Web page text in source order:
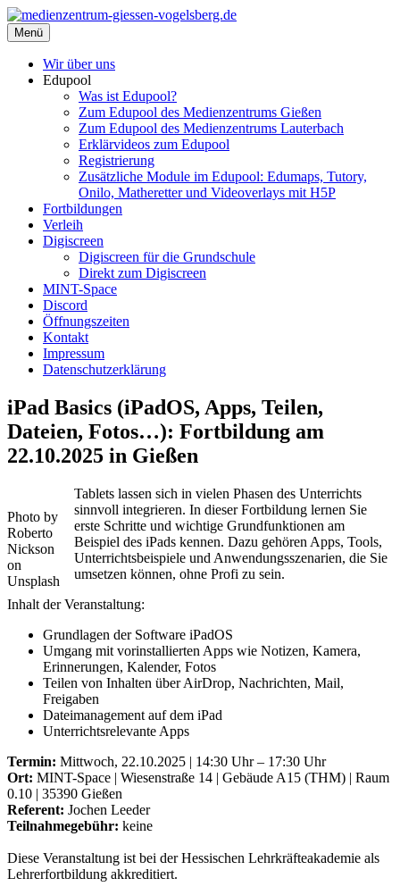
Zum
Inhalt
springen
medienzentrum-giessen-vogelsberg.de
Regionales Medienzentrum Gießen-Vogelsberg
Menü
Wir über uns
Edupool
Was ist Edupool?
Zum Edupool des Medienzentrums Gießen
Zum Edupool des Medienzentrums Lauterbach
Erklärvideos zum Edupool
Registrierung
Zusätzliche Module im Edupool: Edumaps, Tutory,
Onilo, Matheretter und Videoverlays mit H5P
Fortbildungen
Verleih
Digiscreen
Digiscreen für die Grundschule
Direkt zum Digiscreen
MINT-Space
Discord
Öffnungszeiten
Kontakt
Impressum
Datenschutzerklärung
iPad Basics (iPadOS, Apps, Teilen,
Dateien, Fotos…): Fortbildung am
22.10.2025 in Gießen
Photo by
Roberto
Nickson
on
Unsplash
Tablets lassen sich in vielen Phasen des Unterrichts
sinnvoll integrieren. In dieser Fortbildung lernen Sie
erste Schritte und wichtige Grundfunktionen am
Beispiel des iPads kennen. Dazu gehören Apps, Tools,
Unterrichtsbeispiele und Anwendungsszenarien, die Sie
umsetzen können, ohne Profi zu sein.
Inhalt der Veranstaltung:
Grundlagen der Software iPadOS
Umgang mit vorinstallierten Apps wie Notizen, Kamera,
Erinnerungen, Kalender, Fotos
Teilen von Inhalten über AirDrop, Nachrichten, Mail,
Freigaben
Dateimanagement auf dem iPad
Unterrichtsrelevante Apps
Termin: Mittwoch, 22.10.2025 | 14:30 Uhr – 17:30 Uhr
Ort: MINT-Space | Wiesenstraße 14 | Gebäude A15 (THM) | Raum
0.10 | 35390 Gießen
Referent: Jochen Leeder
Teilnahmegebühr: keine
Diese Veranstaltung ist bei der Hessischen Lehrkräfteakademie als
Lehrerfortbildung akkreditiert.